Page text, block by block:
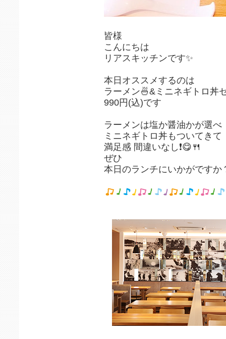
皆様
こんにちは
リアスキッチンです✨
本日オススメするのは
ラーメン🍜&ミニネギトロ丼
990円(込)です
ラーメンは塩か醤油かが選べ
ミニネギトロ丼もついてきて
満足感 間違いなし❗😋🍴
ぜひ
本日のランチにいかがですか